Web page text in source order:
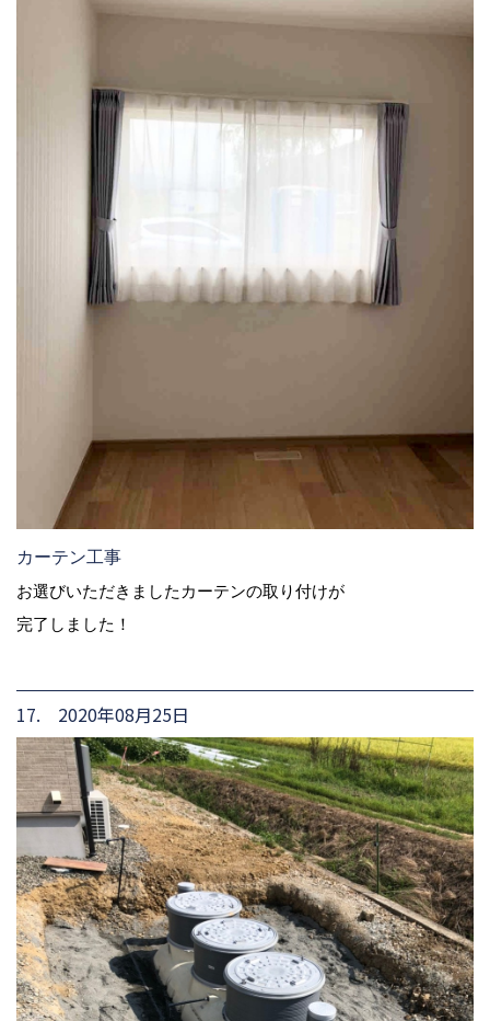
カーテン工事
お選びいただきましたカーテンの取り付けが
完了しました！
17. 2020年08月25日